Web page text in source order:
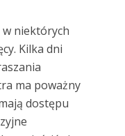
w niektórych
Kilka dni
ma poważny
dostępu